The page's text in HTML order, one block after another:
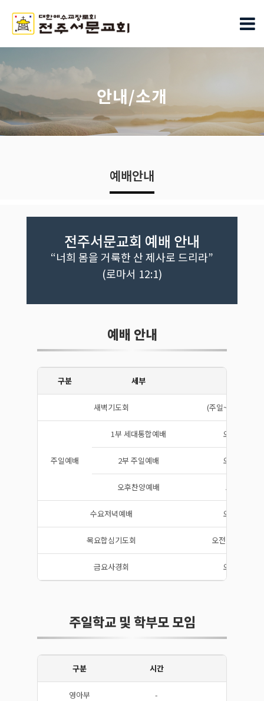
안내/소개
예배안내
전주서문교회 예배 안내
“너희 몸을 거룩한 산 제사로 드리라”
(로마서 12:1)
예배 안내
구분 세부
새벽기도회 (주일~금) 오전
주일예배
1부 세대통합예배 오전 09:30
2부 주일예배 오전 11:00
오후찬양예배 오후 3:00
수요저녁예배 오후 07:00
목요합심기도회 오전
금요사경회 오후 08:00
주일학교 및 학부모 모임
구분 시간
영아부 -